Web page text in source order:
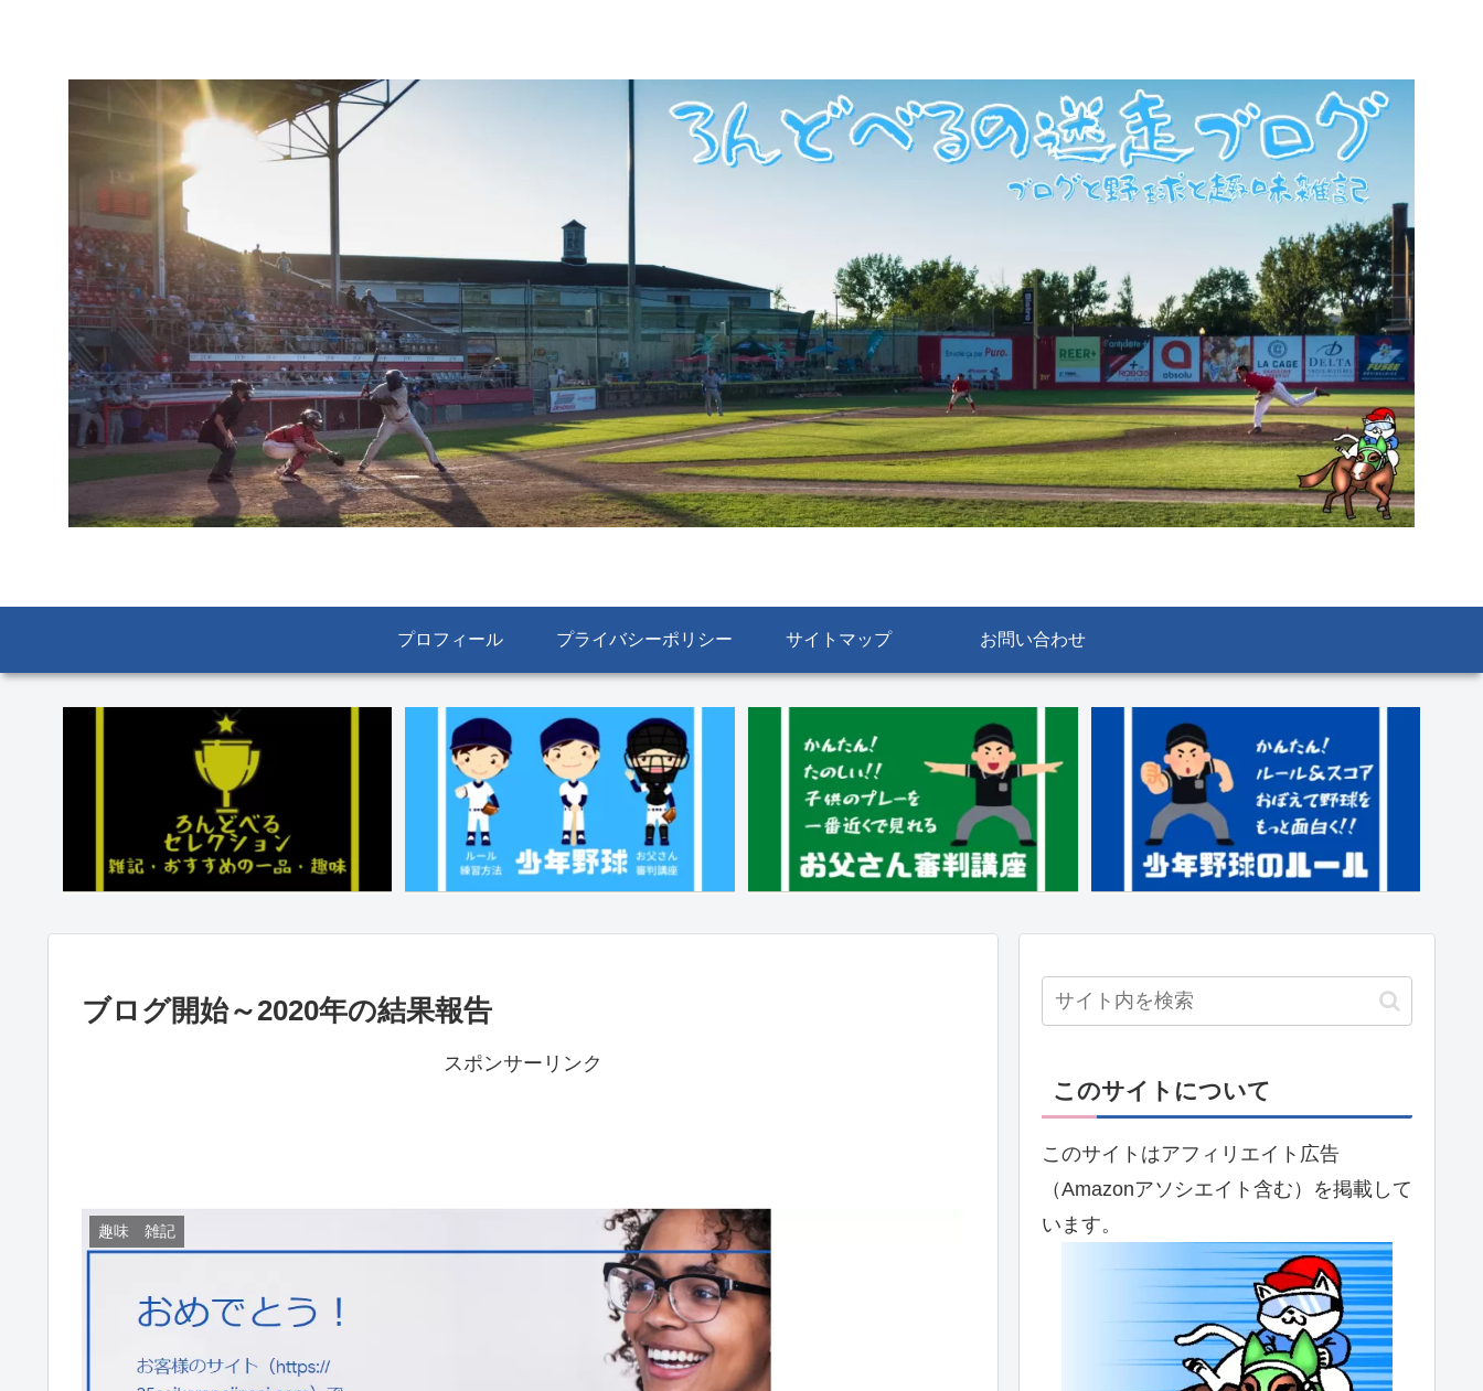
プロフィール プライバシーポリシー サイトマップ お問い合わせ
ブログ開始～2020年の結果報告
スポンサーリンク
趣味 雑記
このサイトについて
このサイトはアフィリエイト広告
（Amazonアソシエイト含む）を掲載して
います。